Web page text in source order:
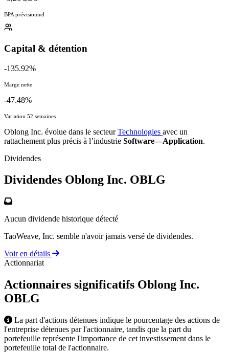
BPA prévisionnel
Capital & détention
-135.92%
Marge nette
-47.48%
Variation 52 semaines
Oblong Inc. évolue dans le secteurTechnologies avec un
rattachement plus précis à l’industrie Software—Application.
Dividendes
Dividendes Oblong Inc. OBLG
Aucun dividende historique détecté
TaoWeave, Inc. semble n'avoir jamais versé de dividendes.
Voir en détails
Actionnariat
Actionnaires significatifs Oblong Inc.
OBLG
La part d'actions détenues indique le pourcentage des actions de
l'entreprise détenues par l'actionnaire, tandis que la part du
portefeuille représente l'importance de cet investissement dans le
portefeuille total de l'actionnaire.